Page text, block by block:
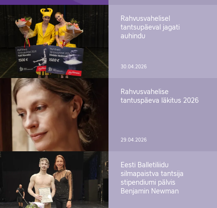
Rahvusvahelisel
tantsupäeval jagati
auhindu
30.04.2026
Rahvusvahelise
tantuspäeva läkitus 2026
29.04.2026
Eesti Balletiliidu
silmapaistva tantsija
stipendiumi pälvis
Benjamin Newman